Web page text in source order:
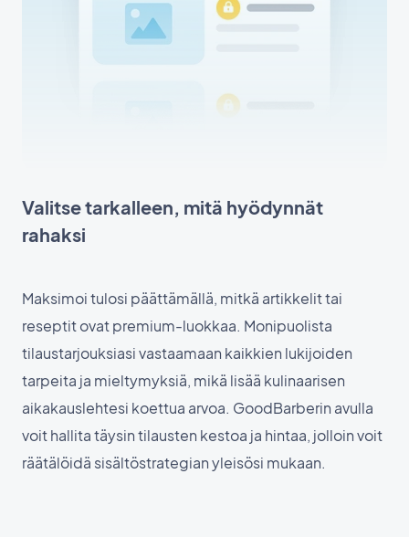
Valitse tarkalleen, mitä hyödynnät
rahaksi
Maksimoi tulosi päättämällä, mitkä artikkelit tai
reseptit ovat premium-luokkaa. Monipuolista
tilaustarjouksiasi vastaamaan kaikkien lukijoiden
tarpeita ja mieltymyksiä, mikä lisää kulinaarisen
aikakauslehtesi koettua arvoa. GoodBarberin avulla
voit hallita täysin tilausten kestoa ja hintaa, jolloin voit
räätälöidä sisältöstrategian yleisösi mukaan.